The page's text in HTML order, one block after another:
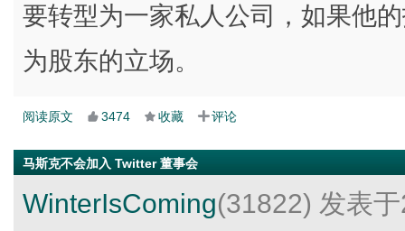
要转型为一家私人公司，如果他
为股东的立场。
阅读原文 3474 收藏 评论
马斯克不会加入 Twitter 董事会
WinterIsComing(31822) 发表